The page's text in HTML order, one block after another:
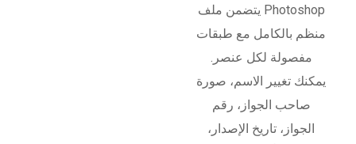
يتضمن ملف Photoshop
منظم بالكامل مع طبقات
مفصولة لكل عنصر.
يمكنك تغيير الاسم، صورة
صاحب الجواز، رقم
الجواز، تاريخ الإصدار،